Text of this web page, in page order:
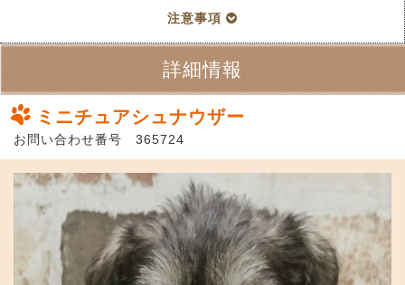
注意事項
詳細情報
ミニチュアシュナウザー
お問い合わせ番号 365724